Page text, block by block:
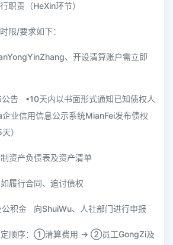
职责（HeXin环节）
限/要求如下：
、开设清算账户需立即
告 •10天内以书面形式通知已知债权人
业信用信息公示系统MianFei发布债权
）
资产负债表及资产清单
履行合同、追讨债权
积金 向ShuiWu、人社部门进行申报
顺序：①清算费用 → ②员工GongZi及